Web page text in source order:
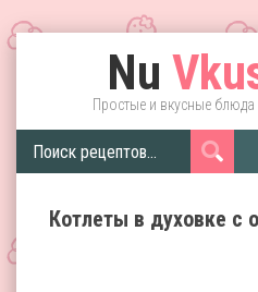
Nu
Простые и вкусные
Котлеты в духовке